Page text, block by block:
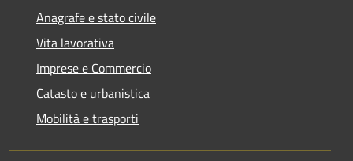
Anagrafe e stato civile
Vita lavorativa
Imprese e Commercio
Catasto e urbanistica
Mobilità e trasporti